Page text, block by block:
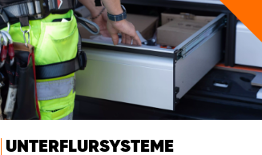
UNTERFLURSYSTEME